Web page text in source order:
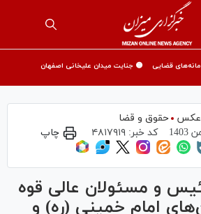
قضایی 🟡 جنایت میدان علیخانی اصفهان
عکس
حقوق و قضا
کد خبر:۴۸۱۷۹۱۹ چاپ
و مسئولان عالی قوه
امام خمینی (ره) و